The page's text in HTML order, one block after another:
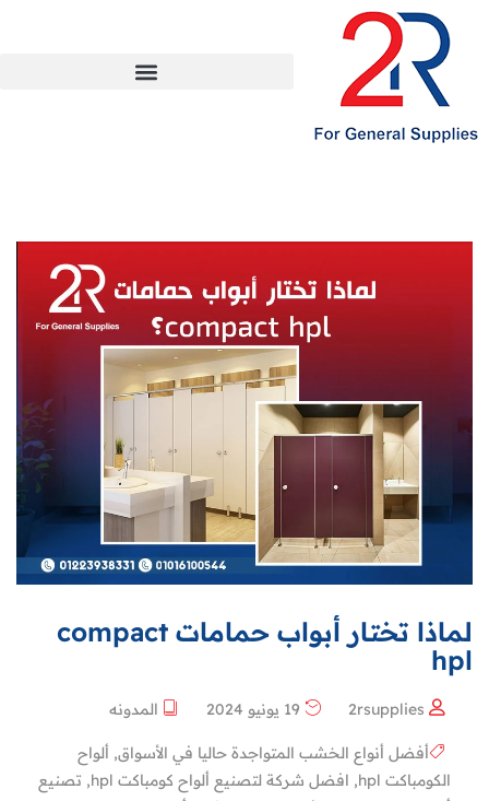
لماذا تختار أبواب حمامات compact
hpl
2rsupplies المدونه
أفضل أنواع الخشب المتواجدة حاليا في الأسواق, ألواح
الكومباكت hpl
, افضل شركة لتصنيع ألواح كومباكت hpl , تصنيع